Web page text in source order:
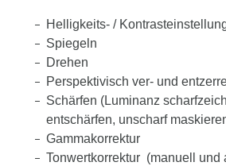
Helligkeits- /
Spiegeln
Drehen
Perspektivisch ver- und
Schärfen (Luminanz
entschärfen, unscharf
Gammakorrektur
Tonwertkorrektur (manuell und